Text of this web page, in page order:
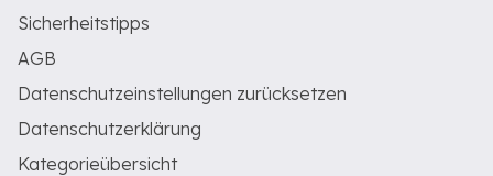
Sicherheitstipps
AGB
Datenschutzeinstellungen zurücksetzen
Datenschutzerklärung
Kategorieübersicht